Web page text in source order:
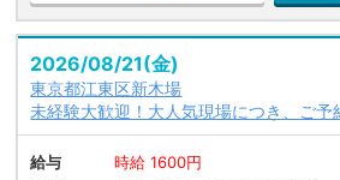
2026/08/21(金)
東京都江東区新木場
未経験大歓迎！大人気現場につき、ご予
給与
時給 1600円